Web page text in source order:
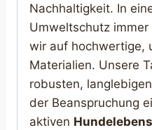
Nachhaltigkeit. In
Umweltschutz
wir auf hochwertige,
Materialien. Unsere
robusten,
der Beanspruchung
aktiven Hundelebens